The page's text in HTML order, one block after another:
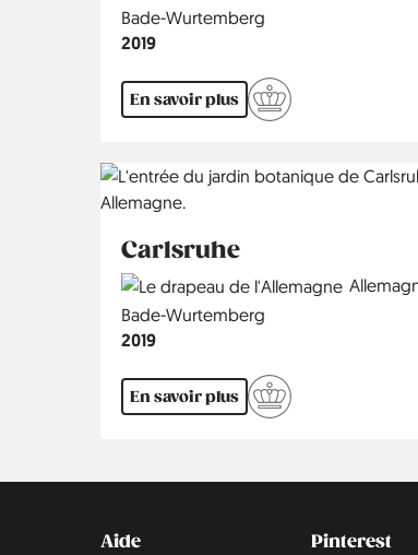
Région
Bade-Wurtemberg
Année
2019
En savoir plus
Carlsruhe
Country
Région
Bade-Wurtemberg
Année
2019
En savoir plus
Kontakt
Aide
Social
Pinterest